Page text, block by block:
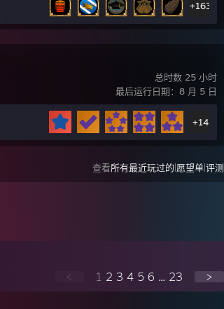
+163
总时数 25 小时
最后运行日期：8 月 5 日
+14
查看所有最近玩过的|愿望单|评测
< 1 2 3 4 5 6 ... 23 >